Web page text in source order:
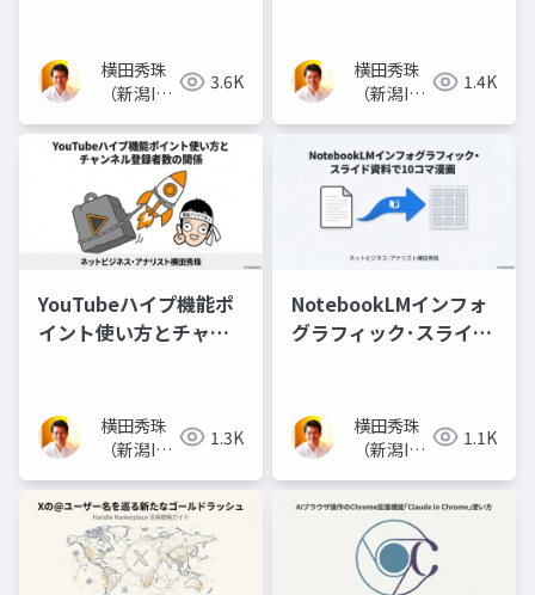
横田秀珠
（新潟IT
タント）
3.6K
横田秀珠
（新潟IT
1.4K
YouTubeハイプ機能ポ
イント使い方とチャン
横田秀珠
（新潟IT
タント）
1.3K
NotebookLMインフォ
グラフィック･スライド
横田秀珠
（新潟IT
1.1K